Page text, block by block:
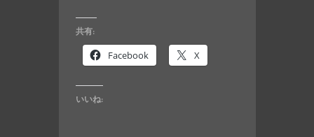
共有:
Facebook X
いいね: